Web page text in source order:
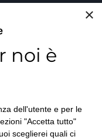
×
noi è
dell'utente e per le
"Accetta tutto"
sceglierei quali ci